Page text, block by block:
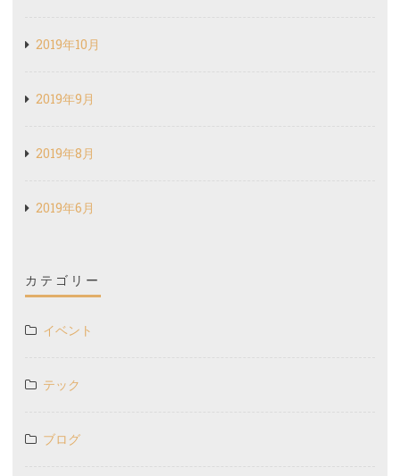
2019年10月
2019年9月
2019年8月
2019年6月
カテゴリー
イベント
テック
ブログ